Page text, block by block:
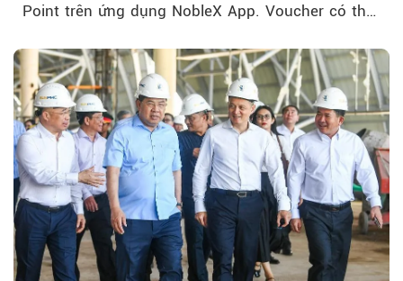
Point trên ứng dụng NobleX App. Voucher có thể